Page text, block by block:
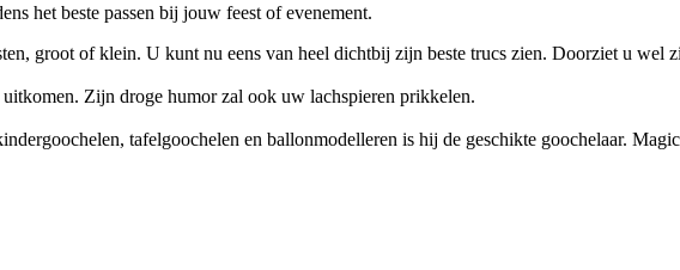
het beste passen bij jouw feest of evenement.
groot of klein. U kunt nu eens van heel dichtbij zijn beste trucs zien. Doorziet u wel
Zijn droge humor zal ook uw lachspieren prikkelen.
tafelgoochelen en ballonmodelleren is hij de geschikte goochelaar.